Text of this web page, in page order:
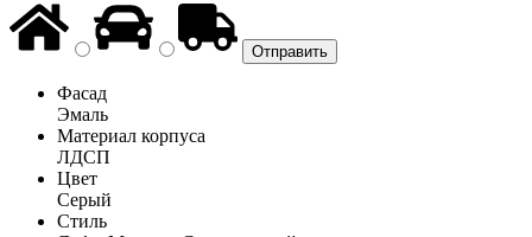
Фасад
Эмаль
Материал корпуса
ЛДСП
Цвет
Серый
Стиль